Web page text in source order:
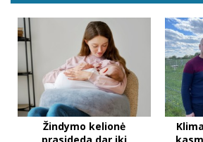
Žindymo kelionė